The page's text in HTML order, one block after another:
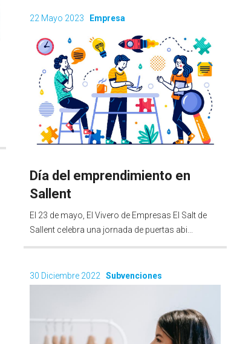
22 Mayo 2023 Empresa
Día del emprendimiento en
Sallent
El 23 de mayo, El Vivero de Empresas El Salt de
Sallent celebra una jornada de puertas abi...
30 Diciembre 2022 Subvenciones